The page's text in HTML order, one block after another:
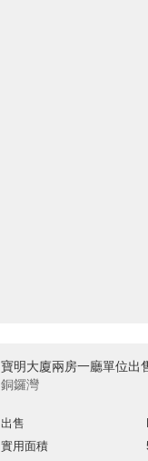
寶明大廈兩房一廳單位出
銅鑼灣
出售
實用面積